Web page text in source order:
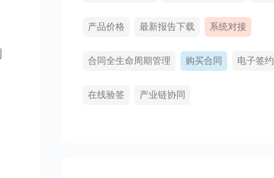
产品价格 最新报告下载 系统对接
合同全生命周期管理 购买合同 电子签约
在线验签 产业链协同